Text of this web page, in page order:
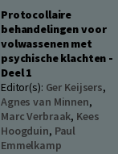
Protocollaire
behandelingen voor
volwassenen met
psychische klachten -
Deel 1
Editor(s): Ger Keijsers,
Agnes van Minnen,
Marc Verbraak, Kees
Hoogduin, Paul
Emmelkamp